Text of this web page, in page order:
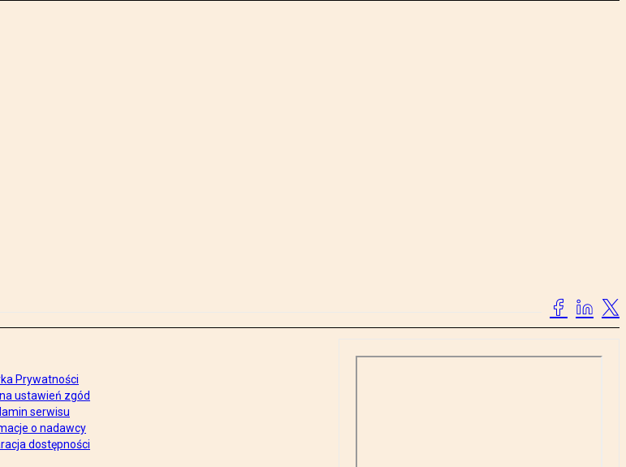
Prywatności
ustawień zgód
serwisu
o nadawcy
dostępności